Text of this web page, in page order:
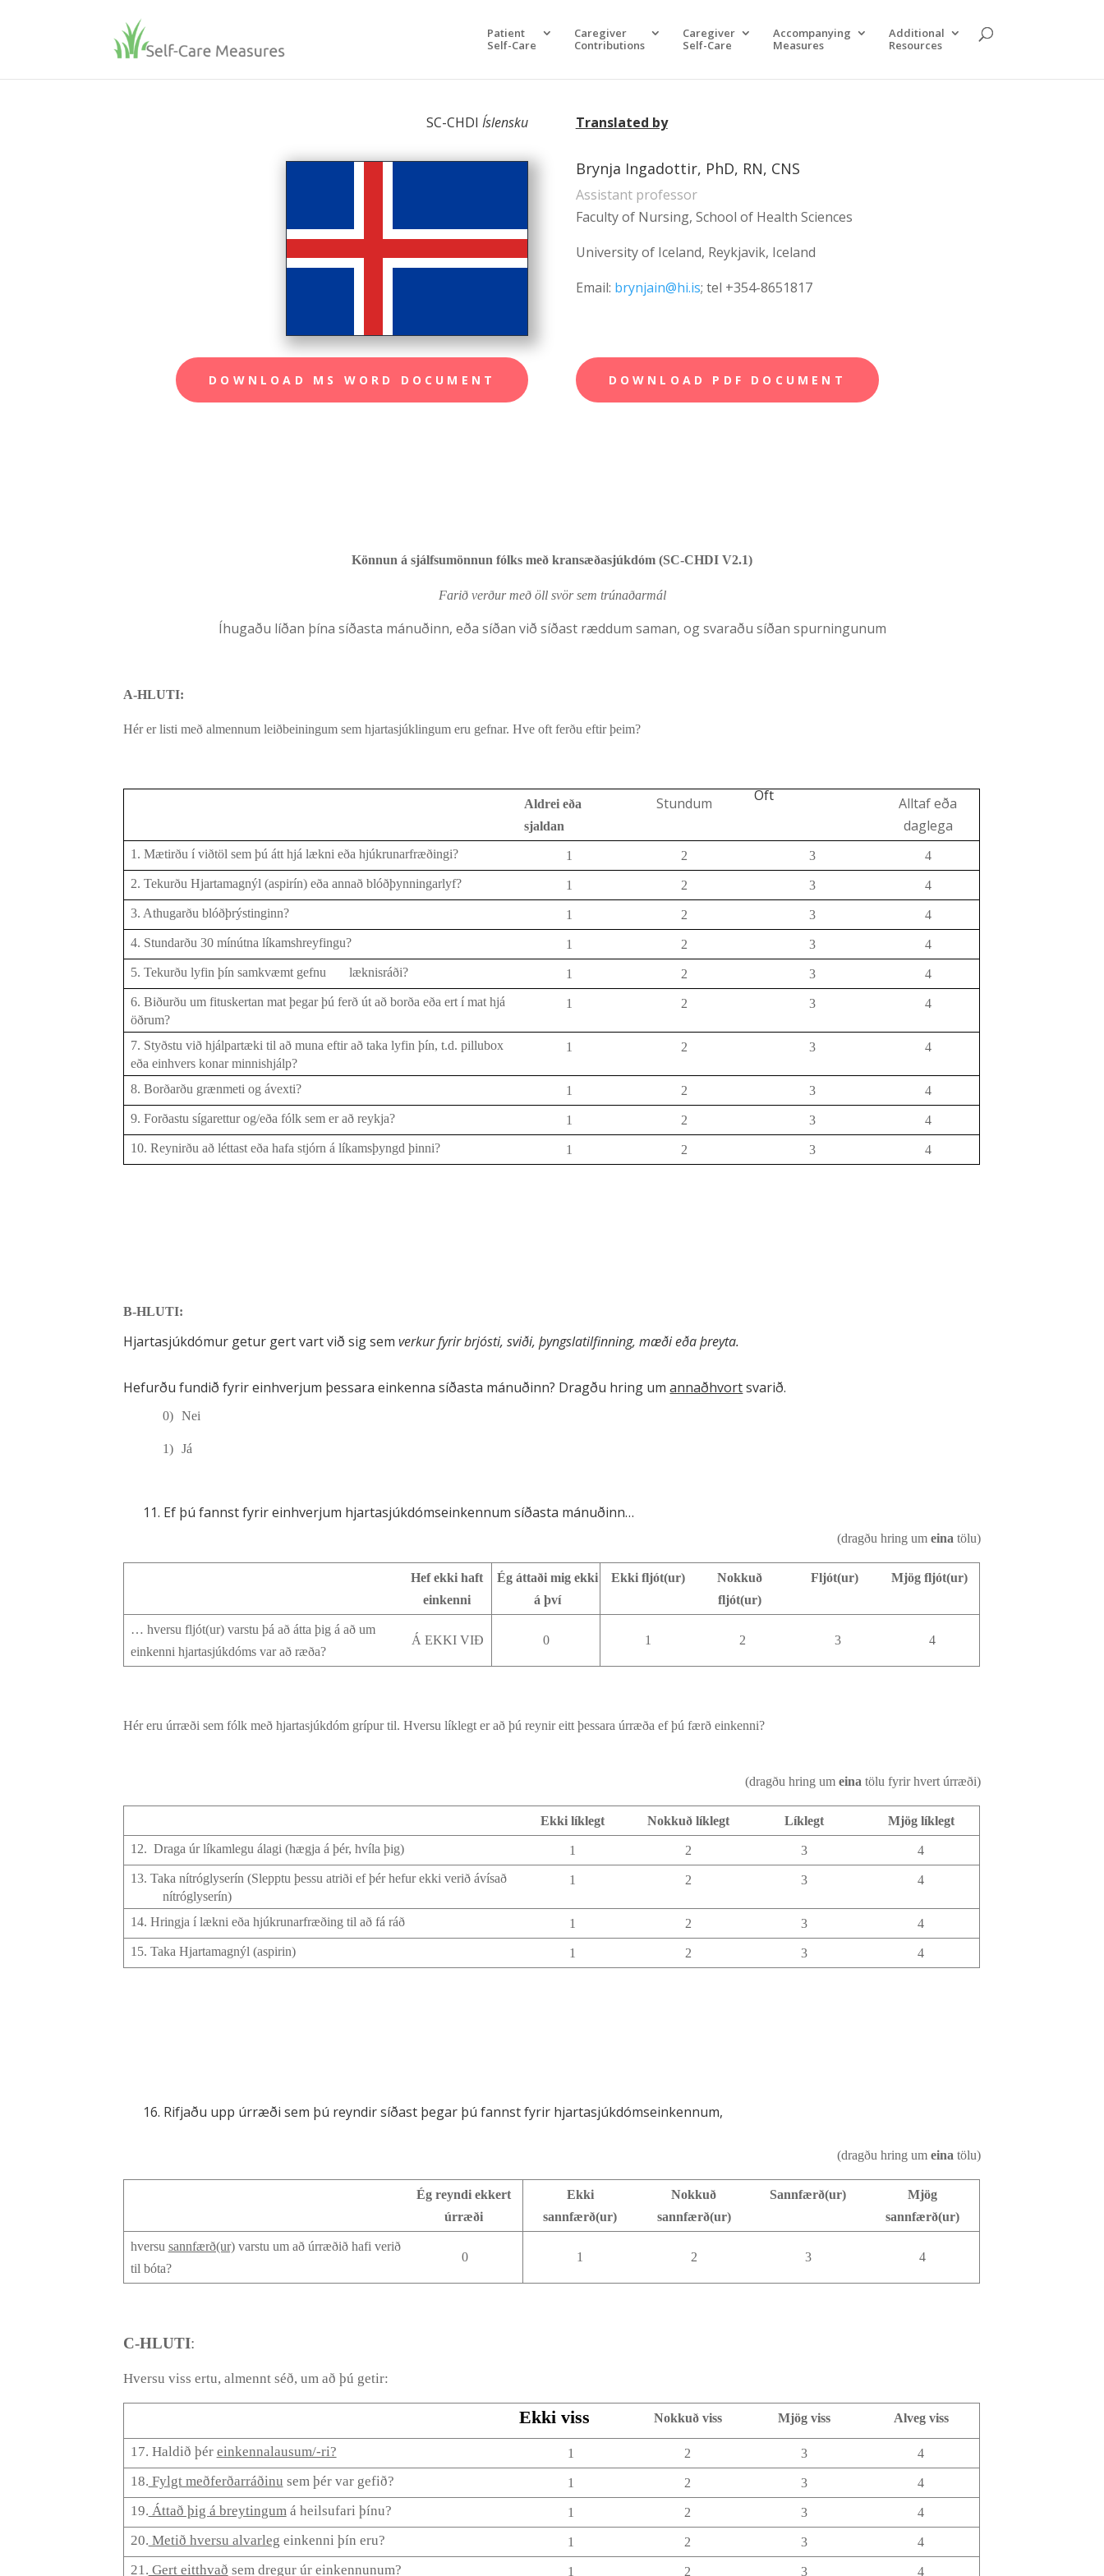
Patient
Self-Care
Caregiver
Contributions
Caregiver
Self-Care
Accompanying
Measures
Additional
Resources
SC-CHDIÍslensku Translated by
Brynja Ingadottir, PhD, RN, CNS
Assistant professor
Faculty of Nursing, School of Health Sciences
University of Iceland, Reykjavik, Iceland
Email: brynjain@hi.is; tel +354-8651817
DOWNLOAD MS WORD DOCUMENT DOWNLOAD PDF DOCUMENT
Könnun á sjálfsumönnun fólks með kransæðasjúkdóm (SC-CHDI V2.1)
Farið verður með öll svör sem trúnaðarmál
Íhugaðu líðan þína síðasta mánuðinn, eða síðan við síðast ræddum saman, og svaraðu síðan spurningunum
A-HLUTI:
Hér er listi með almennum leiðbeiningum sem hjartasjúklingum eru gefnar. Hve oft ferðu eftir þeim?
Aldrei eða
sjaldan
Stundum Oft
Alltaf eða
daglega
1. Mætirðu í viðtöl sem þú átt hjá lækni eða hjúkrunarfræðingi? 1 2 3
4
2. Tekurðu Hjartamagnýl (aspirín) eða annað blóðþynningarlyf?
1 2 3
4
3. Athugarðu blóðþrýstinginn?
1 2 3
4
4. Stundarðu 30 mínútna líkamshreyfingu?
1 2 3
4
5. Tekurðu lyfin þín samkvæmt gefnu
læknisráði? 1 2 3
4
6. Biðurðu um fituskertan mat þegar þú ferð út að borða eða ert í mat hjá
öðrum?
1 2 3 4
7. Styðstu við hjálpartæki til að muna eftir að taka lyfin þín, t.d. pillubox
eða einhvers konar minnishjálp?
1 2 3 4
8. Borðarðu grænmeti og ávexti? 1 2 3
4
9. Forðastu sígarettur og/eða fólk sem er að reykja?
1 2 3
4
10. Reynirðu að léttast eða hafa stjórn á líkamsþyngd þinni?
1 2 3 4
B-HLUTI:
Hjartasjúkdómur getur gert vart við sig semverkur fyrir brjósti, sviði, þyngslatilfinning, mæði eða þreyta.
Hefurðu fundið fyrir einhverjum þessara einkenna síðasta mánuðinn? Dragðu hring umannaðhvortsvarið.
0) Nei
1) Já
11. Ef þú fannst fyrir einhverjum hjartasjúkdómseinkennum síðasta mánuðinn…
(dragðu hring um eina tölu)
Hef ekki haft
einkenni
Ég áttaði mig ekki
á því
Ekki fljót(ur)
Nokkuð
fljót(ur)
Fljót(ur) Mjög fljót(ur)
… hversu fljót(ur) varstu þá að átta þig á að um
einkenni hjartasjúkdóms var að ræða?
Á EKKI VIÐ 0 1 2 3 4
Hér eru úrræði sem fólk með hjartasjúkdóm grípur til. Hversu líklegt er að þú reynir eitt þessara úrræða ef þú færð einkenni?
(dragðu hring um eina tölu fyrir hvert úrræði)
Ekki líklegt Nokkuð líklegt Líklegt
Mjög líklegt
12. Draga úr líkamlegu álagi (hægja á þér, hvíla þig) 1 2 3
4
13. Taka nítróglyserín (Slepptu þessu atriði ef þér hefur ekki verið ávísað
nítróglyserín)
1 2 3 4
14. Hringja í lækni eða hjúkrunarfræðing til að fá ráð 1 2 3
4
15. Taka Hjartamagnýl (aspirin)
1 2 3 4
16. Rifjaðu upp úrræði sem þú reyndir síðast þegar þú fannst fyrir hjartasjúkdómseinkennum,
(dragðu hring um eina tölu)
Ég reyndi ekkert
úrræði
Ekki
sannfærð(ur)
Nokkuð
sannfærð(ur)
Sannfærð(ur)
Mjög
sannfærð(ur)
hversu sannfærð(ur)varstu um að úrræðið hafi verið
til bóta?
0 1 2 3 4
C-HLUTI:
Hversu viss ertu, almennt séð, um að þú getir:
Ekki viss Nokkuð viss Mjög viss Alveg viss
17. Haldið þér einkennalausum/-ri? 1 2 3 4
18. Fylgt meðferðarráðinu sem þér var gefið? 1 2 3 4
19. Áttað þig á breytingumá heilsufari þínu? 1 2 3 4
20. Metið hversu alvarleg einkenni þín eru? 1 2 3 4
21. Gert eitthvað sem dregur úr einkennunum? 1 2 3 4